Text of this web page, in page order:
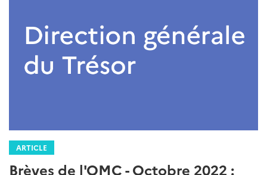
ARTICLE
Brèves de l'OMC - Octobre 2022 :